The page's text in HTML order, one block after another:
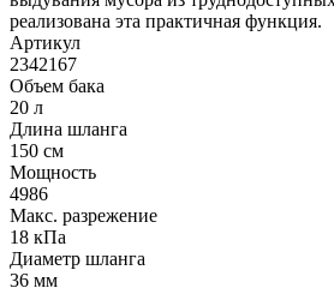
реализована эта практичная функция.
Артикул
2342167
Объем бака
20 л
Длина шланга
150 см
Мощность
4986
Макс. разрежение
18 кПа
Диаметр шланга
36 мм